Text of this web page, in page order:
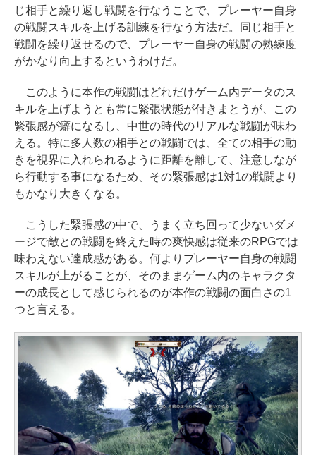
じ相手と繰り返し戦闘を行なうことで、プレーヤー自身
の戦闘スキルを上げる訓練を行なう方法だ。同じ相手と
戦闘を繰り返せるので、プレーヤー自身の戦闘の熟練度
がかなり向上するというわけだ。
このように本作の戦闘はどれだけゲーム内データのス
キルを上げようとも常に緊張状態が付きまとうが、この
緊張感が癖になるし、中世の時代のリアルな戦闘が味わ
える。特に多人数の相手との戦闘では、全ての相手の動
きを視界に入れられるように距離を離して、注意しなが
ら行動する事になるため、その緊張感は1対1の戦闘より
もかなり大きくなる。
こうした緊張感の中で、うまく立ち回って少ないダメ
ージで敵との戦闘を終えた時の爽快感は従来のRPGでは
味わえない達成感がある。何よりプレーヤー自身の戦闘
スキルが上がることが、そのままゲーム内のキャラクタ
ーの成長として感じられるのが本作の戦闘の面白さの1
つと言える。